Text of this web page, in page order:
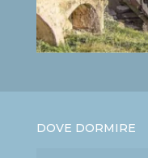
DOVE DORMIRE